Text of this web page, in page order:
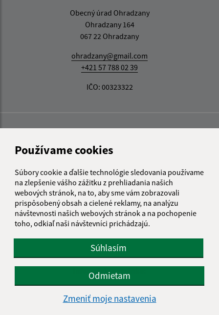
Používame cookies
Súbory cookie a ďalšie technológie sledovania používame
na zlepšenie vášho zážitku z prehliadania našich
webových stránok, na to, aby sme vám zobrazovali
prispôsobený obsah a cielené reklamy, na analýzu
návštevnosti našich webových stránok a na pochopenie
toho, odkiaľ naši návštevníci prichádzajú.
Súhlasím
Odmietam
Zmeniť moje nastavenia
Obecný úrad Ohradzany
Ohradzany 164
067 22 Ohradzany
ohradzany@gmail.com
+421 57 788 02 39
IČO: 00323322
Informácie o stránke:
Autorské práva